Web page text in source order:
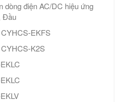
dòng điện AC/DC hiệu ứng
Đầu
EKFS
K2S